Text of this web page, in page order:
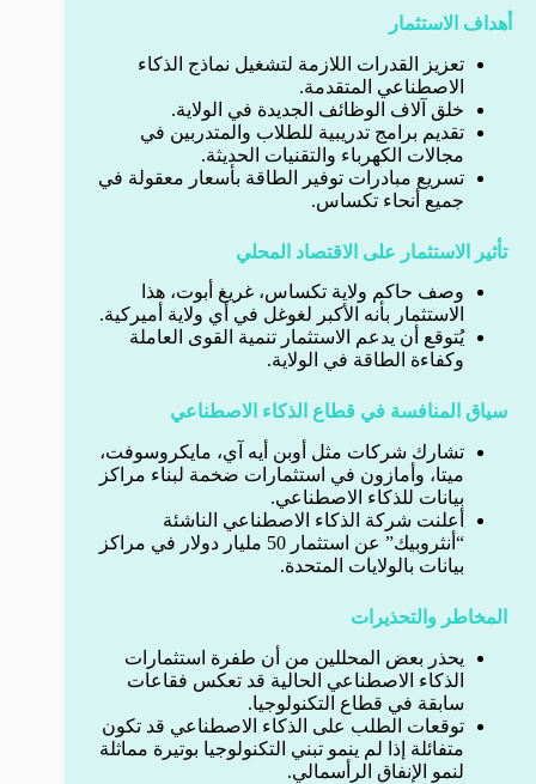
أهداف الاستثمار
تعزيز القدرات اللازمة لتشغيل نماذج الذكاء
الاصطناعي المتقدمة.
خلق آلاف الوظائف الجديدة في الولاية.
تقديم برامج تدريبية للطلاب والمتدربين في
مجالات الكهرباء والتقنيات الحديثة.
تسريع مبادرات توفير الطاقة بأسعار معقولة في
جميع أنحاء تكساس.
تأثير الاستثمار على الاقتصاد المحلي
وصف حاكم ولاية تكساس، غريغ أبوت، هذا
الاستثمار بأنه الأكبر لغوغل في أي ولاية أميركية.
يُتوقع أن يدعم الاستثمار تنمية القوى العاملة
وكفاءة الطاقة في الولاية.
سياق المنافسة في قطاع الذكاء الاصطناعي
تشارك شركات مثل أوبن أيه آي، مايكروسوفت،
ميتا، وأمازون في استثمارات ضخمة لبناء مراكز
بيانات للذكاء الاصطناعي.
أعلنت شركة الذكاء الاصطناعي الناشئة
“أنثروبيك” عن استثمار 50 مليار دولار في مراكز
بيانات بالولايات المتحدة.
المخاطر والتحذيرات
يحذر بعض المحللين من أن طفرة استثمارات
الذكاء الاصطناعي الحالية قد تعكس فقاعات
سابقة في قطاع التكنولوجيا.
توقعات الطلب على الذكاء الاصطناعي قد تكون
متفائلة إذا لم ينمو تبني التكنولوجيا بوتيرة مماثلة
لنمو الإنفاق الرأسمالي.